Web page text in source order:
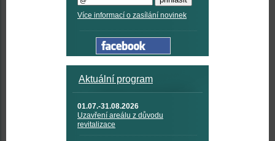
Více informací o zasílání novinek
Aktuální program
01.07.-31.08.2026
Uzavření areálu z důvodu
revitalizace